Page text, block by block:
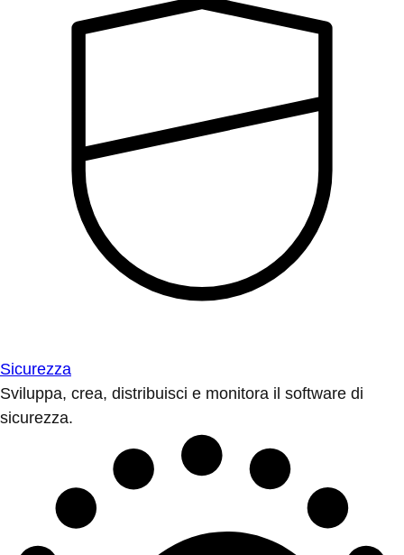
Sicurezza
Sviluppa, crea, distribuisci e monitora il software di
sicurezza.